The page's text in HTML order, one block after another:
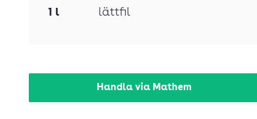
1 l lättfil
Handla via Mathem